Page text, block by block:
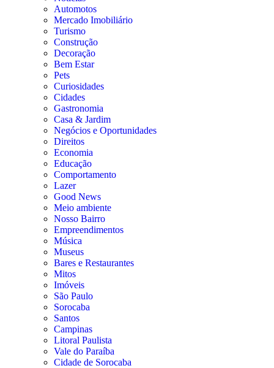
Automotos
Mercado Imobiliário
Turismo
Construção
Decoração
Bem Estar
Pets
Curiosidades
Cidades
Gastronomia
Casa & Jardim
Negócios e Oportunidades
Direitos
Economia
Educação
Comportamento
Lazer
Good News
Meio ambiente
Nosso Bairro
Empreendimentos
Música
Museus
Bares e Restaurantes
Mitos
Imóveis
São Paulo
Sorocaba
Santos
Campinas
Litoral Paulista
Vale do Paraíba
Cidade de Sorocaba